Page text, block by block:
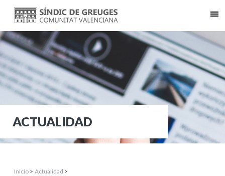
ACTUALIDAD
Inicio > Actualidad >